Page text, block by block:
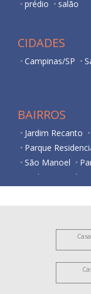
prédio
salão
CIDADES
Campinas/SP
BAIRROS
Jardim Recanto
Parque
São Manoel
Jardim Guanabara
Vila Santo
Chácara
Santa Cruz
Parque Novo